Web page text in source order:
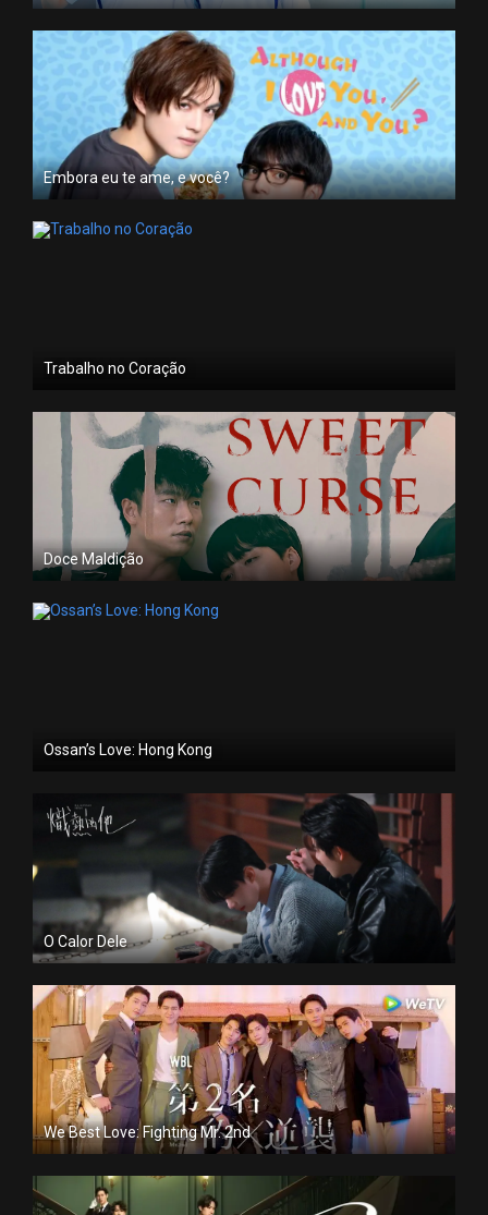
Embora eu te ame, e você?
Trabalho no Coração
Doce Maldição
Ossan’s Love: Hong Kong
O Calor Dele
We Best Love: Fighting Mr. 2nd